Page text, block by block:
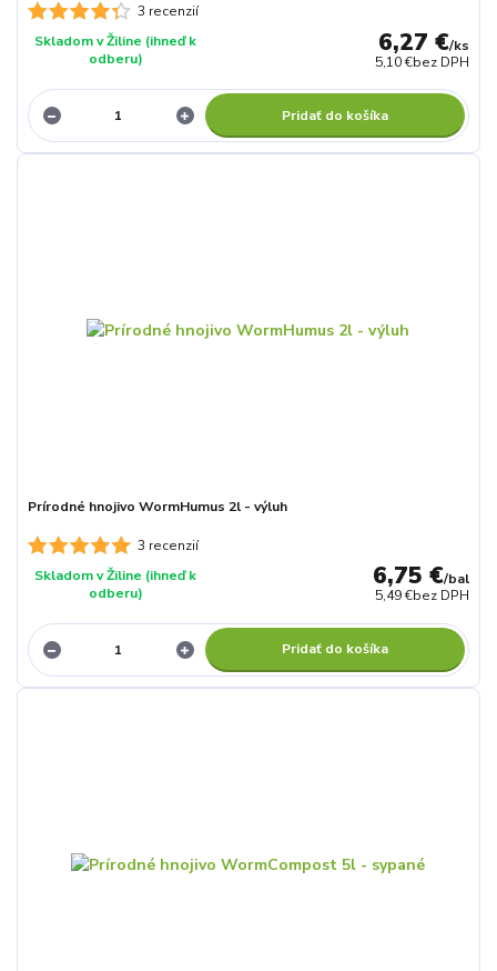
3 recenzií
6,27 €/ks
5,10 €bez DPH
Skladom v Žiline (ihneď k
odberu)
Pridať do košíka
3 recenzií
Prírodné hnojivo WormHumus 2l - výluh
6,75 €/bal
5,49 €bez DPH
Skladom v Žiline (ihneď k
odberu)
Pridať do košíka